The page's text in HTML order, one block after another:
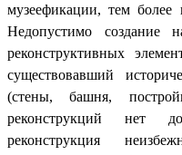
музеефикации, тем более
Недопустимо создание
реконструктивных
существовавший
(стены, башня,
реконструкций нет
реконструкция